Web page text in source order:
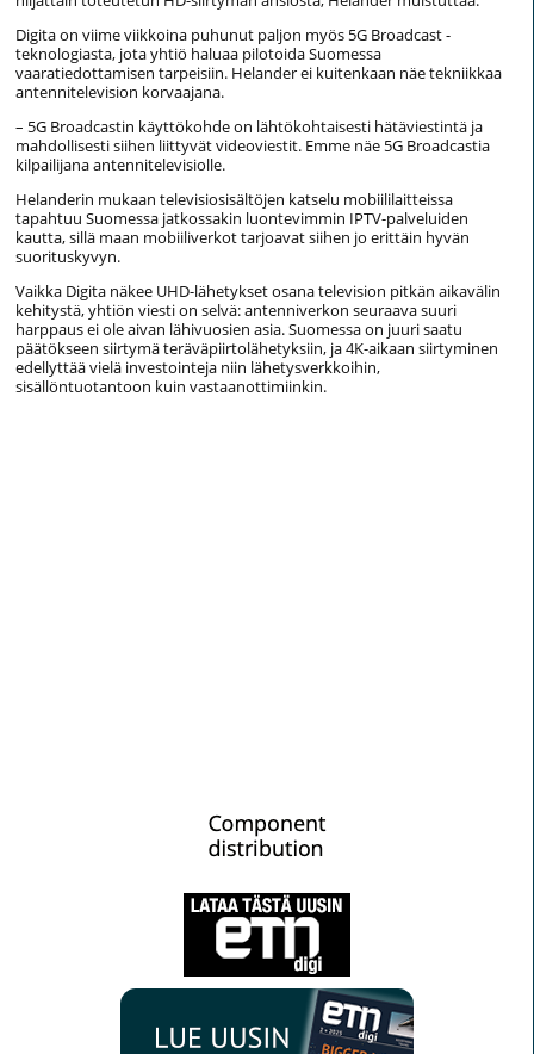
Digita on viime viikkoina puhunut paljon myös 5G Broadcast -
teknologiasta, jota yhtiö haluaa pilotoida Suomessa
vaaratiedottamisen tarpeisiin. Helander ei kuitenkaan näe tekniikkaa
antennitelevision korvaajana.
– 5G Broadcastin käyttökohde on lähtökohtaisesti hätäviestintä ja
mahdollisesti siihen liittyvät videoviestit. Emme näe 5G Broadcastia
kilpailijana antennitelevisiolle.
Helanderin mukaan televisiosisältöjen katselu mobiililaitteissa
tapahtuu Suomessa jatkossakin luontevimmin IPTV-palveluiden
kautta, sillä maan mobiiliverkot tarjoavat siihen jo erittäin hyvän
suorituskyvyn.
Vaikka Digita näkee UHD-lähetykset osana television pitkän aikavälin
kehitystä, yhtiön viesti on selvä: antenniverkon seuraava suuri
harppaus ei ole aivan lähivuosien asia. Suomessa on juuri saatu
päätökseen siirtymä teräväpiirtolähetyksiin, ja 4K-aikaan siirtyminen
edellyttää vielä investointeja niin lähetysverkkoihin,
sisällöntuotantoon kuin vastaanottimiinkin.